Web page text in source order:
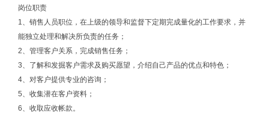
岗位职责
1、销售人员职位，在上级的领导和监督下定期完成量化的工作要求，并
能独立处理和解决所负责的任务；
2、管理客户关系，完成销售任务；
3、了解和发掘客户需求及购买愿望，介绍自己产品的优点和特色；
4、对客户提供专业的咨询；
5、收集潜在客户资料；
6、收取应收帐款。